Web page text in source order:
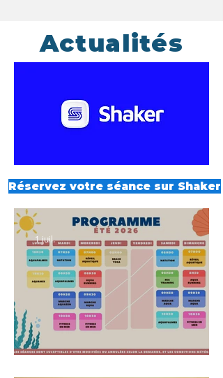
Actualités
Réservez votre séance sur Shaker
1 juil.